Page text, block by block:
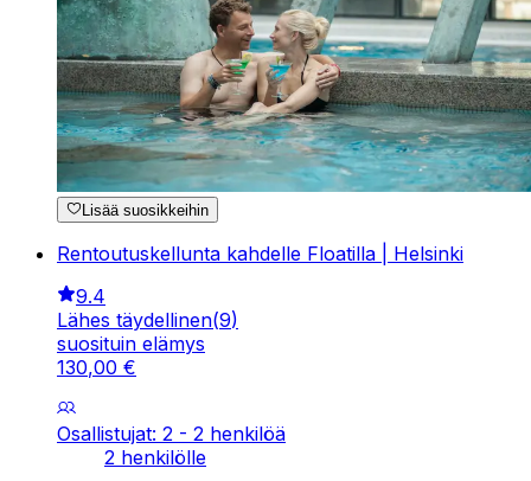
Lisää suosikkeihin
Rentoutuskellunta kahdelle Floatilla | Helsinki
9.4
Lähes täydellinen(9)
suosituin elämys
130,00 €
Osallistujat: 2 - 2 henkilöä
2 henkilölle